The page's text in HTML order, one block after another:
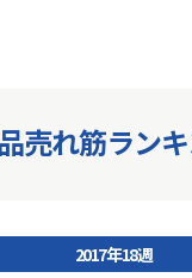
売れ筋ラン
2017年18週